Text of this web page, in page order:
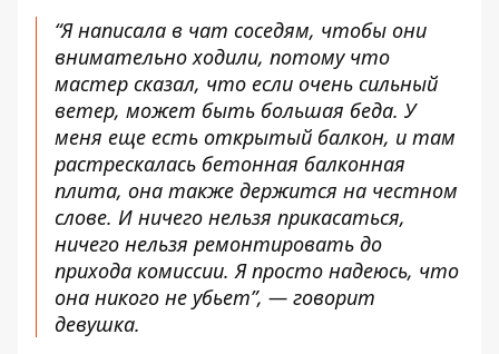
“Я написала в чат соседям, чтобы они
внимательно ходили, потому что
мастер сказал, что если очень сильный
ветер, может быть большая беда. У
меня еще есть открытый балкон, и там
растрескалась бетонная балконная
плита, она также держится на честном
слове. И ничего нельзя прикасаться,
ничего нельзя ремонтировать до
прихода комиссии. Я просто надеюсь, что
она никого не убьет”, — говорит
девушка.